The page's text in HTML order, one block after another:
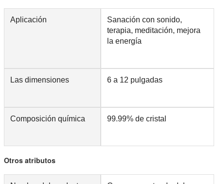
Aplicación
Sanación con sonido,
terapia, meditación, mejora
la energía
Las dimensiones 6 a 12 pulgadas
Composición química 99.99% de cristal
Otros atributos